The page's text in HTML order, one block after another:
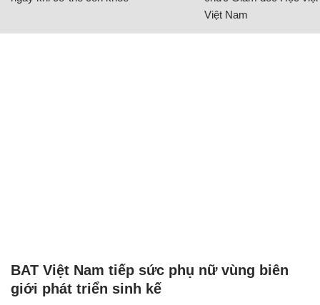
Việt Nam
BAT Việt Nam tiếp sức phụ nữ vùng biên
giới phát triển sinh kế